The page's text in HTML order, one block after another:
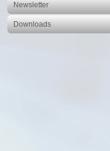
Newsletter
Downloads